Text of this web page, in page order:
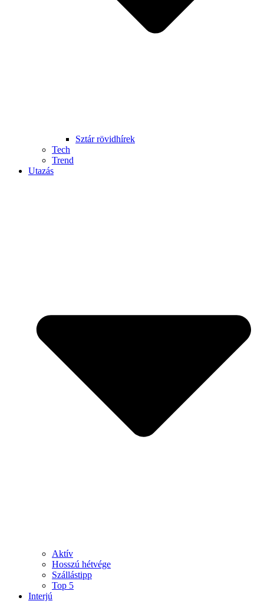
Sztár rövidhírek
Tech
Trend
Utazás
Aktív
Hosszú hétvége
Szállástipp
Top 5
Interjú